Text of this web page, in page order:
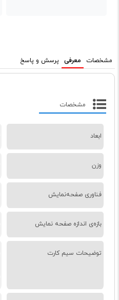
مشخصات معرفی پرسش و پاسخ
مشخصات
ابعاد
وزن
فناوری صفحه‌نمایش
بازه‌ی اندازه صفحه نمایش
توضیحات سیم کارت